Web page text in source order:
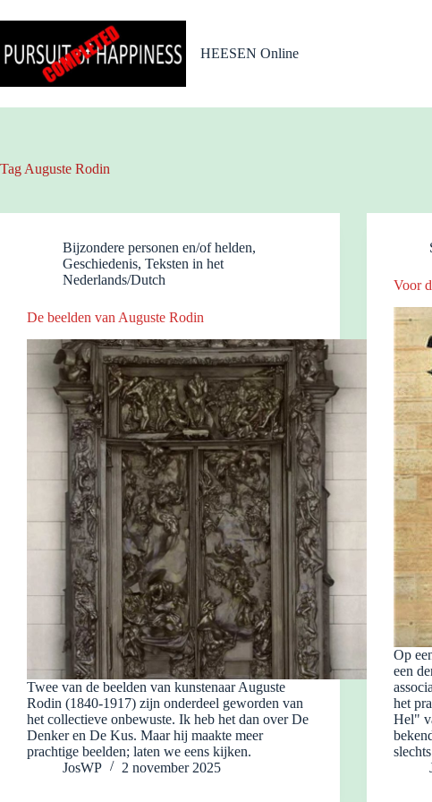
naar
inhoud
HEESEN Online
Tag Auguste Rodin
Bijzondere personen en/of helden,
Geschiedenis, Teksten in het
Nederlands/Dutch
De beelden van Auguste Rodin
Twee van de beelden van kunstenaar Auguste
Rodin (1840-1917) zijn onderdeel geworden van
het collectieve onbewuste. Ik heb het dan over De
Denker en De Kus. Maar hij maakte meer
prachtige beelden; laten we eens kijken.
JosWP
2 november 2025
Voor
Op
een
het
Hel"